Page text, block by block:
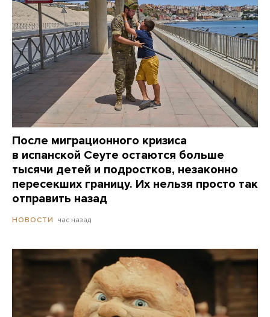
После миграционного кризиса
в испанской Сеуте остаются больше
тысячи детей и подростков, незаконно
пересекших границу. Их нельзя просто так
отправить назад
НОВОСТИ час назад